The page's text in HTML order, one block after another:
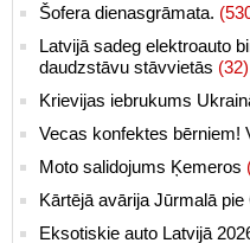
Šofera dienasgrāmata.
Latvijā sadeg elektroauto
daudzstāvu stāvvietās (32)
Krievijas iebrukums
Vecas konfektes bērniem!
Moto salidojums Ķemeros
Kārtējā avārija Jūrmalā pie
Eksotiskie auto Latvijā